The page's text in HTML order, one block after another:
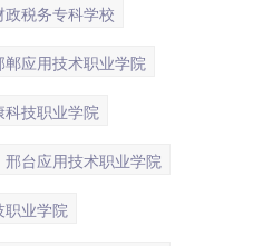
政税务专科学校
郸应用技术职业学院
科技职业学院
邢台应用技术职业学院
职业学院